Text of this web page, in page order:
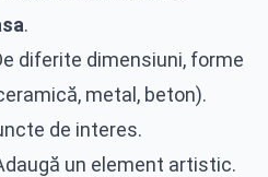
.
diferite dimensiuni, forme
metal, beton).
de interes.
un element artistic.